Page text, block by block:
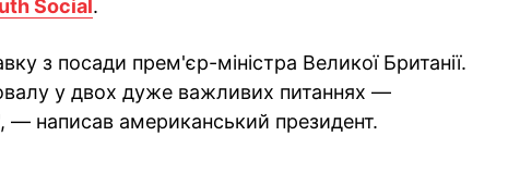
Social.
з посади прем'єр-міністра Великої Британії.
у двох дуже важливих питаннях —
— написав американський президент.